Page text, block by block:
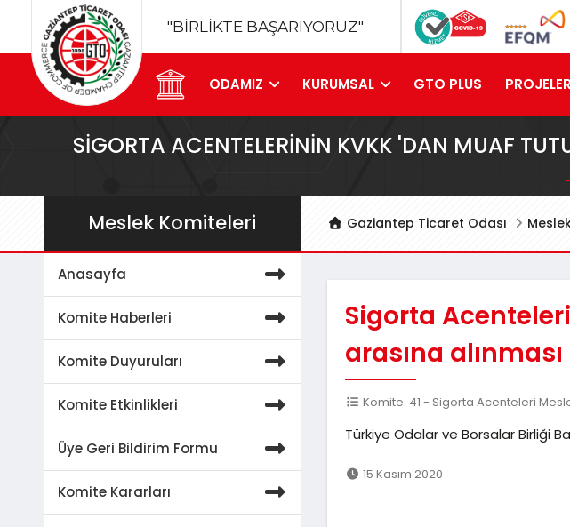
"BİRLİKTE BAŞARIYORUZ"
ODAMIZ KURUMSAL GTO PLUS
SIGORTA ACENTELERININ KVKK 'DAN MUAF
Gaziantep Ticaret Odası
Meslek Komiteleri
Anasayfa
Komite Haberleri
Komite Duyuruları
Komite Etkinlikleri
Üye Geri Bildirim Formu
Komite Kararları
Sigorta
arasına
Komite: 41 - Sigorta Acenteleri
Türkiye Odalar ve Borsalar Birliği
15 Kasım 2020